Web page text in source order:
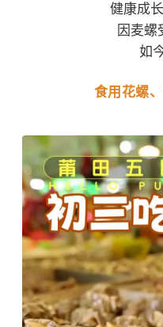
健康成
因麦螺
如
食用花螺